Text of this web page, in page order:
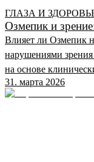
ГЛАЗА И
Озмепик и
Влияет ли Озмепик
нарушениями
на основе
31. марта 2026